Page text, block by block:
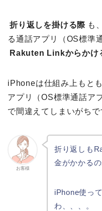
折り返しを掛ける際 も
る通話アプリ（OS標準
Rakuten Linkからかけ
iPhoneは仕組み上もと
アプリ（OS標準通話ア
で間違えてしまいがちで
お客様
折り返しも
金がかかるの
iPhone使っ
わ、、、。